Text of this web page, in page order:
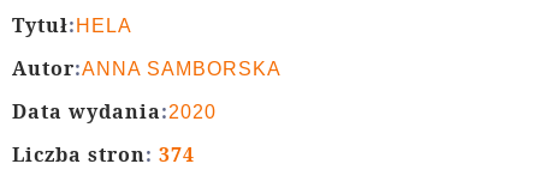
Tytuł: HELA
Autor:ANNA SAMBORSKA
Data wydania:2020
Liczba stron: 374